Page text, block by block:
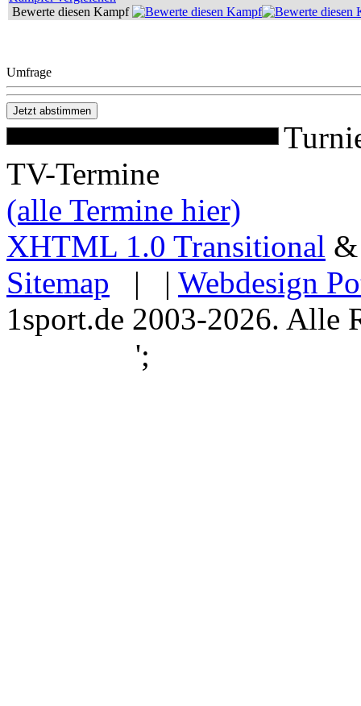
Bewerte diesen Kampf
Umfrage
TV-Termine
(alle Termine hier)
XHTML 1.0 Transitional
Sitemap | | Webdesign
1sport.de 2003-2026. Alle
';